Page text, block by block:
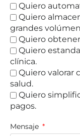
Quiero
Quiero
grandes
Quiero
Quiero
clínica.
Quiero valorar
salud.
Quiero
pagos.
Mensaje